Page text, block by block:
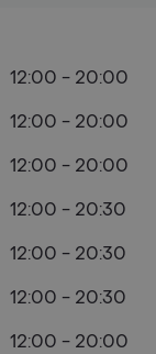
12:00 - 20:00
12:00 - 20:00
12:00 - 20:00
12:00 - 20:30
12:00 - 20:30
12:00 - 20:30
12:00 - 20:00